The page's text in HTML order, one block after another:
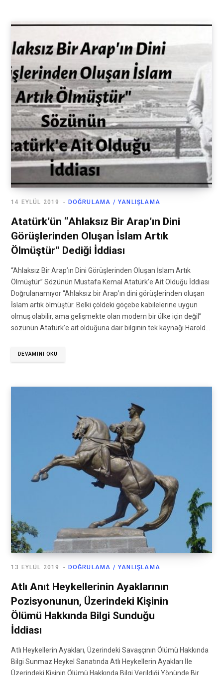
DOĞRULAMA / YANLIŞLAMA
14 EYLÜL 2019
Atatürk’ün “Ahlaksız Bir Arap’ın Dini
Görüşlerinden Oluşan İslam Artık
Ölmüştür” Dediği İddiası
“Ahlaksız Bir Arap’ın Dini Görüşlerinden Oluşan İslam Artık
Ölmüştür” Sözünün Mustafa Kemal Atatürk’e Ait Olduğu İddiası
Doğrulanamıyor “Ahlaksız bir Arap’ın dini görüşlerinden oluşan
İslam artık ölmüştür. Belki çöldeki göçebe kabilelerine uygun
olmuş olabilir, ama gelişmekte olan modern bir ülke için değil”
sözünün Atatürk’e ait olduğuna dair bilginin tek kaynağı Harold…
DEVAMINI OKU
DOĞRULAMA / YANLIŞLAMA
13 EYLÜL 2019
Atlı Anıt Heykellerinin Ayaklarının
Pozisyonunun, Üzerindeki Kişinin
Ölümü Hakkında Bilgi Sunduğu
İddiası
Atlı Heykellerin Ayakları, Üzerindeki Savaşçının Ölümü Hakkında
Bilgi Sunmaz Heykel Sanatında Atlı Heykellerin Ayakları İle
Üzerindeki Kişinin Ölümü Hakkında Bilgi Verildiği Yönünde Bir